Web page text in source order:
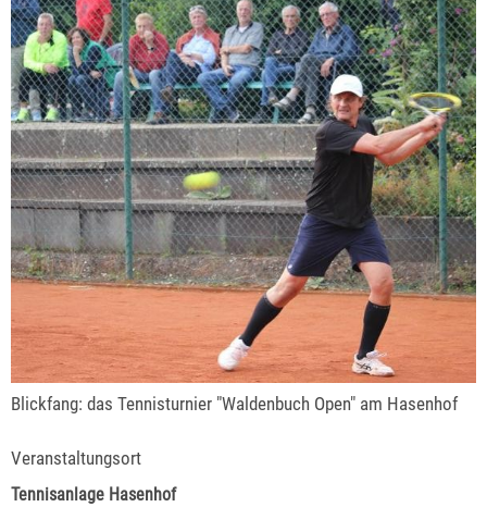
Blickfang: das Tennisturnier "Waldenbuch Open" am Hasenhof
Veranstaltungsort
Tennisanlage Hasenhof